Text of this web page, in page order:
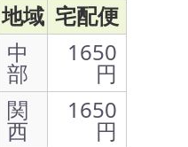
地域 宅配便
中
部
1650
円
関
西
1650
円